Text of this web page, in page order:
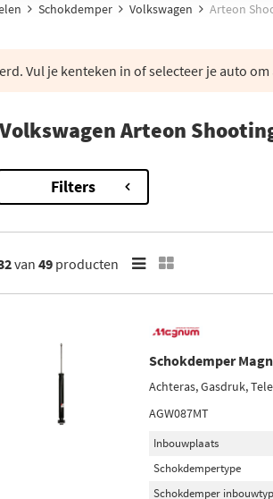
Schokdemper Volkswagen Arteon
Vul je kenteken in of selecteer je auto
Volkswagen Arteon
Filters
van 49 producten
Schokdemper
Achteras, Gasdruk,
AGW087MT
Inbouwplaats
Schokdempertype
Schokdemper